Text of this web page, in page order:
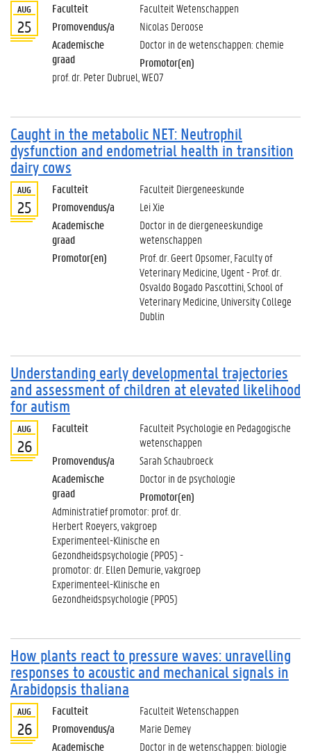
AUG
25
Faculteit
Faculteit Wetenschappen
Promovendus/a
Nicolas Deroose
Academische
graad
Doctor in de wetenschappen: chemie
Promotor(en)
prof. dr. Peter Dubruel, WE07
Caught in the metabolic NET: Neutrophil
dysfunction and endometrial health in transition
dairy cows
AUG
25
Faculteit
Faculteit Diergeneeskunde
Promovendus/a
Lei Xie
Academische
graad
Doctor in de diergeneeskundige
wetenschappen
Promotor(en)
Prof. dr. Geert Opsomer, Faculty of
Veterinary Medicine, Ugent - Prof. dr.
Osvaldo Bogado Pascottini, School of
Veterinary Medicine, University College
Dublin
Understanding early developmental trajectories
and assessment of children at elevated likelihood
for autism
AUG
26
Faculteit
Faculteit Psychologie en Pedagogische
wetenschappen
Promovendus/a
Sarah Schaubroeck
Academische
graad
Doctor in de psychologie
Promotor(en)
Administratief promotor: prof. dr.
Herbert Roeyers, vakgroep
Experimenteel-Klinische en
Gezondheidspsychologie (PP05) -
promotor: dr. Ellen Demurie, vakgroep
Experimenteel-Klinische en
Gezondheidspsychologie (PP05)
How plants react to pressure waves: unravelling
responses to acoustic and mechanical signals in
Arabidopsis thaliana
AUG
26
Faculteit
Faculteit Wetenschappen
Promovendus/a
Marie Demey
Academische
Doctor in de wetenschappen: biologie